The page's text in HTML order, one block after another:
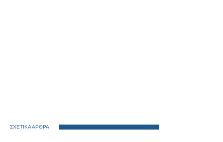
ΣΧΕΤΙΚΑ ΑΡΘΡΑ